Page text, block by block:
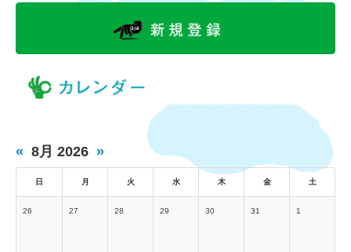
« 8月 2026 »
日 月 火 水 木 金 土
26 27 28 29 30 31 1